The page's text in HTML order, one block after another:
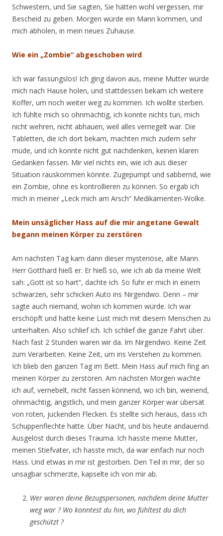
Schwestern, und Sie sagten, Sie hätten wohl vergessen, mir
Bescheid zu geben. Morgen würde ein Mann kommen, und
mich abholen, in mein neues Zuhause.
Wie ein „Zombie“ abgeschoben wird
Ich war fassungslos! Ich ging davon aus, meine Mutter würde
mich nach Hause holen, und stattdessen bekam ich weitere
Koffer, um noch weiter weg zu kommen. Ich wollte sterben.
Ich fühlte mich so ohnmächtig, ich konnte nichts tun, mich
nicht wehren, nicht abhauen, weil alles verriegelt war. Die
Tabletten, die ich dort bekam, machten mich zudem sehr
müde, und ich konnte nicht gut nachdenken, keinen klaren
Gedanken fassen. Mir viel nichts ein, wie ich aus dieser
Situation rauskommen könnte. Zugepumpt und sabbernd, wie
ein Zombie, ohne es kontrollieren zu können. So ergab ich
mich in meiner „Leck mich am Arsch“ Medikamenten-Wolke.
Mein unsäglicher Hass auf die mir angetane Gewalt
begann meinen Körper zu zerstören
Am nächsten Tag kam dann dieser mysteriöse, alte Mann.
Herr Gotthard hieß er. Er hieß so, wie ich ab da meine Welt
sah: „Gott ist so hart“, dachte ich. So fuhr er mich in einem
schwarzen, sehr schicken Auto ins Nirgendwo. Denn – mir
sagte auch niemand, wohin ich kommen würde. Ich war
erschöpft und hatte keine Lust mich mit diesem Menschen zu
unterhalten. Also schlief ich. Ich schlief die ganze Fahrt über.
Nach fast 2 Stunden waren wir da. Im Nirgendwo. Keine Zeit
zum Verarbeiten. Keine Zeit, um ins Verstehen zu kommen.
Ich blieb den ganzen Tag im Bett. Mein Hass auf mich fing an
meinen Körper zu zerstören. Am nächsten Morgen wachte
ich auf, vernebelt, nicht fassen könnend, wo ich bin, weinend,
ohnmächtig, ängstlich, und mein ganzer Körper war übersät
von roten, juckenden Flecken. Es stellte sich heraus, dass ich
Schuppenflechte hatte. Über Nacht, und bis heute andauernd.
Ausgelöst durch dieses Trauma. Ich hasste meine Mutter,
meinen Stiefvater, ich hasste mich, da war einfach nur noch
Hass. Und etwas in mir ist gestorben. Den Teil in mir, der so
unsagbar schmerzte, kapselte ich von mir ab.
Wer waren deine Bezugspersonen, nachdem deine Mutter
weg war ? Wo konntest du hin, wo fühltest du dich
geschützt ?